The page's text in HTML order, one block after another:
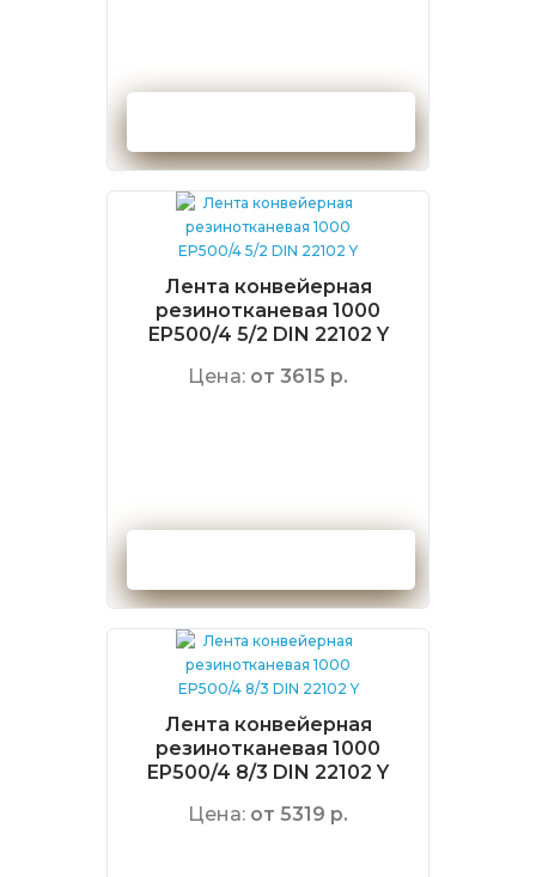
Лента конвейерная
резинотканевая 1000
EP500/4 5/2 DIN 22102 Y
Цена: от 3615 р.
Лента конвейерная
резинотканевая 1000
EP500/4 8/3 DIN 22102 Y
Цена: от 5319 р.